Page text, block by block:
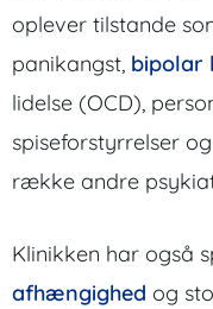
oplever tilstande
panikangst, bipolar
lidelse (OCD),
spiseforstyrrelser
række andre
Klinikken har også
afhængighed og